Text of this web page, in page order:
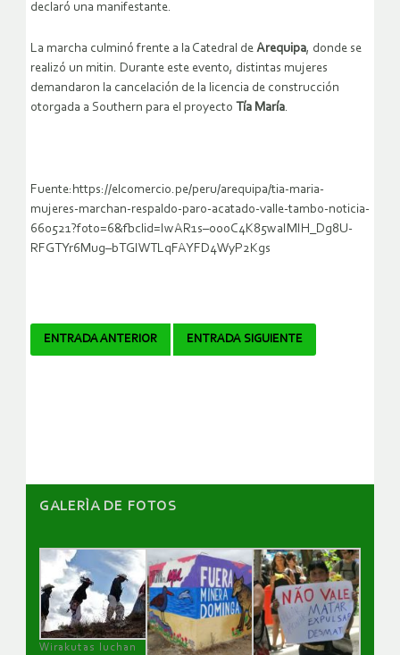
declaró una manifestante.
La marcha culminó frente a la Catedral de Arequipa, donde se
realizó un mitin. Durante este evento, distintas mujeres
demandaron la cancelación de la licencia de construcción
otorgada a Southern para el proyecto Tía María.
Fuente:https://elcomercio.pe/peru/arequipa/tia-maria-
mujeres-marchan-respaldo-paro-acatado-valle-tambo-noticia-
660521?foto=6&fbclid=IwAR1s–00oC4K85waIMIH_Dg8U-
RFGTYr6Mug–bTGIWTLqFAYFD4WyP2Kgs
Navegador
ENTRADA ANTERIOR ENTRADA SIGUIENTE
GALERÌA DE FOTOS
Wirakutas luchan